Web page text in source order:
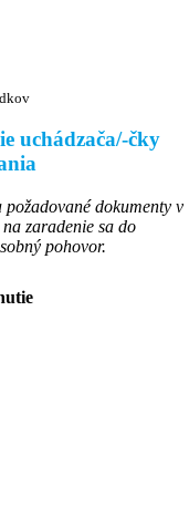
uchádzača/-čky
dokumenty v
zaradenie sa do
pohovor.